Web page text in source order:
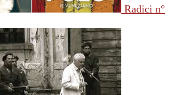
Radici n°